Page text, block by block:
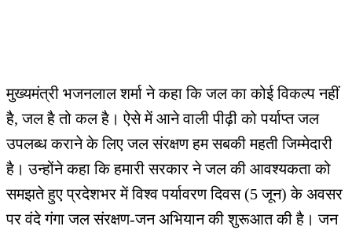
मुख्यमंत्री भजनलाल शर्मा ने कहा कि जल का कोई विकल्प नहीं
है, जल है तो कल है। ऐसे में आने वाली पीढ़ी को पर्याप्त जल
उपलब्ध कराने के लिए जल संरक्षण हम सबकी महती जिम्मेदारी
है। उन्होंने कहा कि हमारी सरकार ने जल की आवश्यकता को
समझते हुए प्रदेशभर में विश्व पर्यावरण दिवस (5 जून) के अवसर
पर वंदे गंगा जल संरक्षण-जन अभियान की शुरूआत की है। जन